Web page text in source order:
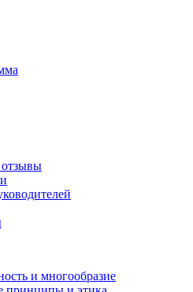
и многообразие